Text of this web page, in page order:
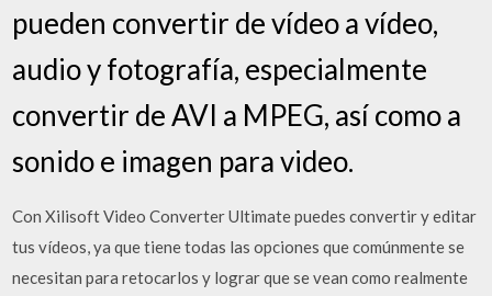
pueden convertir de vídeo a vídeo,
audio y fotografía, especialmente
convertir de AVI a MPEG, así como a
sonido e imagen para video.
Con Xilisoft Video Converter Ultimate puedes convertir y editar
tus vídeos, ya que tiene todas las opciones que comúnmente se
necesitan para retocarlos y lograr que se vean como realmente